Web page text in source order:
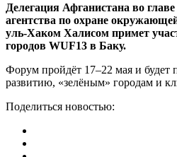
Делегация Афганистана во
агентства по охране
уль-Хаком Халисом примет
городов WUF13 в Баку.
Форум пройдёт 17–22 мая и будет
развитию, «зелёным» городам и
Поделиться новостью: